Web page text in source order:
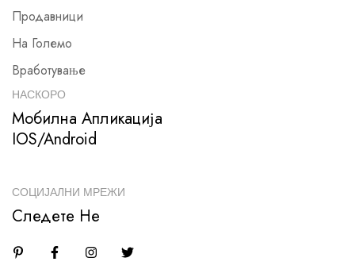
Продавници
На Големо
Вработување
НАСКОРО
Мобилна Апликација
IOS/Android
СОЦИЈАЛНИ МРЕЖИ
Следете Не